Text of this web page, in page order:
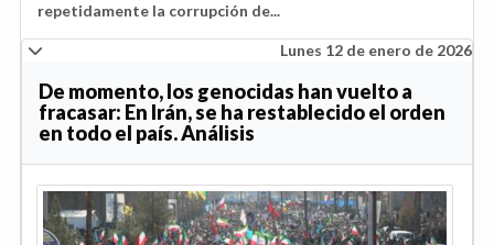
repetidamente la corrupción de...
Lunes 12 de enero de 2026
De momento, los genocidas han vuelto a
fracasar: En Irán, se ha restablecido el orden
en todo el país. Análisis